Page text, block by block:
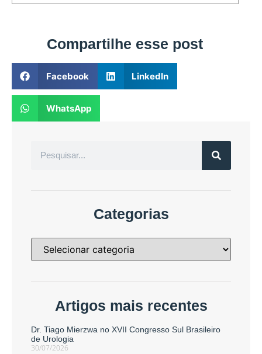
Compartilhe esse post
Facebook LinkedIn
WhatsApp
Categorias
Artigos mais recentes
Dr. Tiago Mierzwa no XVII Congresso Sul Brasileiro
de Urologia
30/07/2026